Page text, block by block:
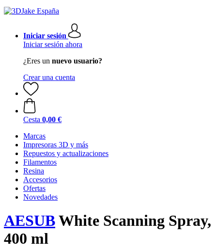
Iniciar sesión
Iniciar sesión ahora
¿Eres un nuevo usuario?
Crear una cuenta
Cesta 0,00 €
Marcas
Impresoras 3D y más
Repuestos y actualizaciones
Filamentos
Resina
Accesorios
Ofertas
Novedades
AESUBWhite Scanning Spray,
400 ml